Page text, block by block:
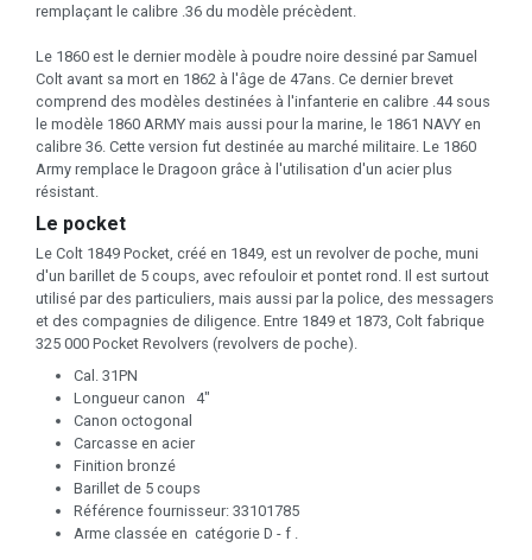
remplaçant le calibre .36 du modèle précèdent.
Le 1860 est le dernier modèle à poudre noire dessiné par Samuel
Colt avant sa mort en 1862 à l'âge de 47ans. Ce dernier brevet
comprend des modèles destinées à l'infanterie en calibre .44 sous
le modèle 1860 ARMY mais aussi pour la marine, le 1861 NAVY en
calibre 36. Cette version fut destinée au marché militaire. Le 1860
Army remplace le Dragoon grâce à l'utilisation d'un acier plus
résistant.
Le pocket
Le Colt 1849 Pocket, créé en 1849, est un revolver de poche, muni
d'un barillet de 5 coups, avec refouloir et pontet rond. Il est surtout
utilisé par des particuliers, mais aussi par la police, des messagers
et des compagnies de diligence. Entre 1849 et 1873, Colt fabrique
325 000 Pocket Revolvers (revolvers de poche).
Cal. 31PN
Longueur canon 4"
Canon octogonal
Carcasse en acier
Finition bronzé
Barillet de 5 coups
Référence fournisseur: 33101785
Arme classée en catégorie D - f .